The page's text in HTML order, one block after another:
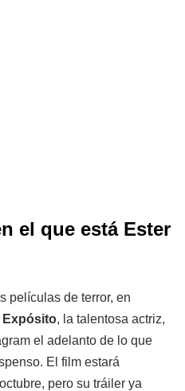
el que está Ester
películas de terror, en
Expósito, la talentosa actriz,
el adelanto de lo que
El film estará
pero su tráiler ya